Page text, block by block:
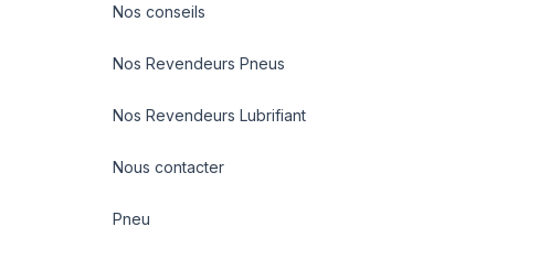
Nos conseils
Nos Revendeurs Pneus
Nos Revendeurs Lubrifiant
Nous contacter
Pneu